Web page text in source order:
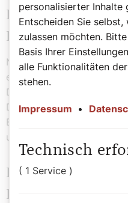
Neben den Grundkosten
einen hohen Bedarf an
Durchschnitt 720 Euro pro
Die Caritas-Lerncafés, die
Bildungsunterstützung
und viele warten auf einen
Der Aufruf: Jedes
Bildung
personalisierter Inhalte
Entscheiden Sie
zulassen möchten.
Basis Ihrer
alle Funktionalitäten
stehen.
Impressum •
Technisch
( 1 Service )